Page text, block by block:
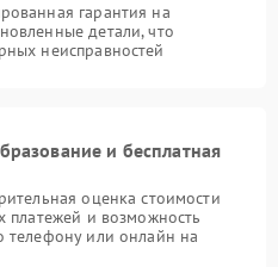
гарантия на
детали, что
неисправностей
и бесплатная
оценка стоимости
платежей и возможность
телефону или онлайн на